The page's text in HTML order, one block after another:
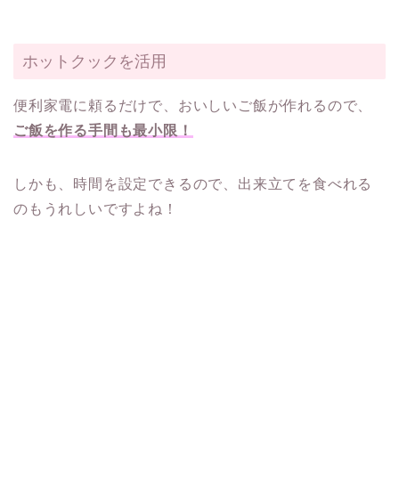
ホットクックを活用
便利家電に頼るだけで、おいしいご飯が作れるので、
ご飯を作る手間も最小限！
しかも、時間を設定できるので、出来立てを食べれる
のもうれしいですよね！